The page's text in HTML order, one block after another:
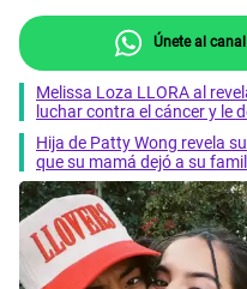
Únete al
Melissa Loza LLORA al
luchar contra el cáncer y le
Hija de Patty Wong revela
que su mamá dejó a su